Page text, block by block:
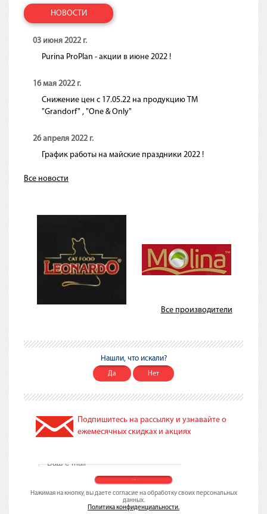
НОВОСТИ
03 июня 2022 г.
Purina ProPlan - акции в июне 2022 !
16 мая 2022 г.
Снижение цен с 17.05.22 на продукцию ТМ
"Grandorf" , "One & Only"
26 апреля 2022 г.
График работы на майские праздники 2022 !
Все новости
Все производители
Нашли, что искали?
Да Нет
Подпишитесь на рассылку и узнавайте о
ежемесячных скидках и акциях
Нажимая на кнопку, вы даете согласие на обработку своих персональных
данных.
Политика конфиденциальности.